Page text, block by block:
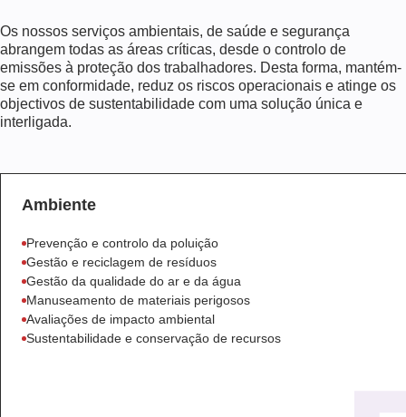
Os nossos serviços ambientais, de saúde e segurança
abrangem todas as áreas críticas, desde o controlo de
emissões à proteção dos trabalhadores. Desta forma, mantém-
se em conformidade, reduz os riscos operacionais e atinge os
objectivos de sustentabilidade com uma solução única e
interligada.
Ambiente
Prevenção e controlo da poluição
Gestão e reciclagem de resíduos
Gestão da qualidade do ar e da água
Manuseamento de materiais perigosos
Avaliações de impacto ambiental
Sustentabilidade e conservação de recursos